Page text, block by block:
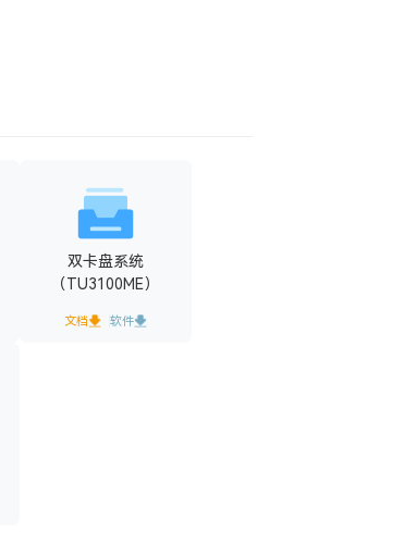
双卡盘系统
（TU3100ME）
文档 软件